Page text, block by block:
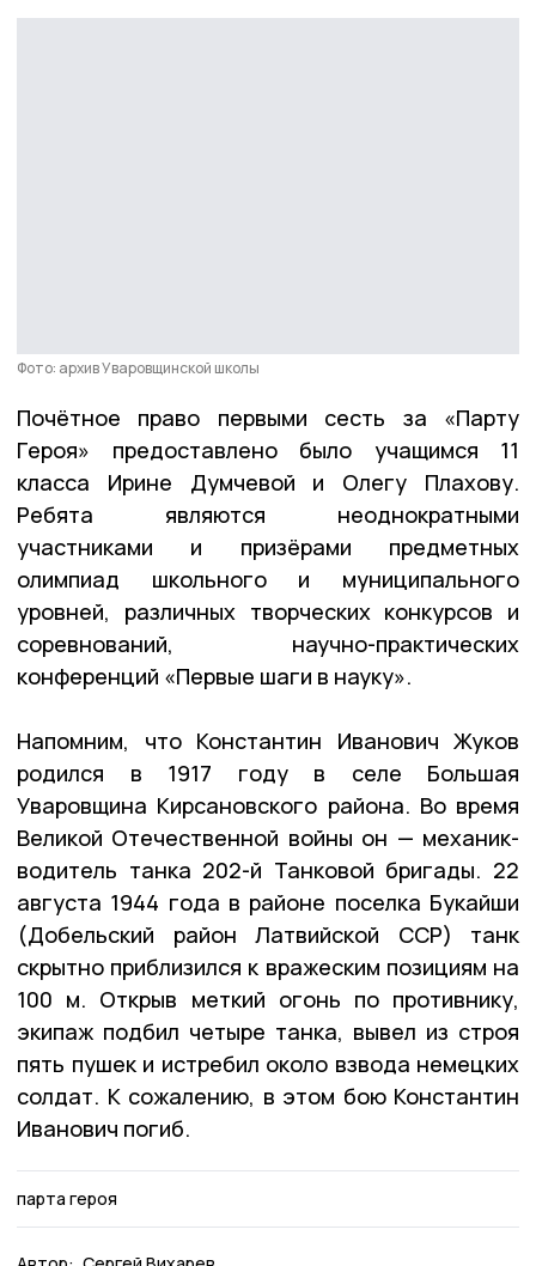
Фото: архив Уваровщинской школы
Почётное право первыми сесть за «Парту
Героя» предоставлено было учащимся 11
класса Ирине Думчевой и Олегу Плахову.
Ребята являются неоднократными
участниками и призёрами предметных
олимпиад школьного и муниципального
уровней, различных творческих конкурсов и
соревнований, научно-практических
конференций «Первые шаги в науку».
Напомним, что Константин Иванович Жуков
родился в 1917 году в селе Большая
Уваровщина Кирсановского района. Во время
Великой Отечественной войны он — механик-
водитель танка 202-й Танковой бригады. 22
августа 1944 года в районе поселка Букайши
(Добельский район Латвийской ССР) танк
скрытно приблизился к вражеским позициям на
100 м. Открыв меткий огонь по противнику,
экипаж подбил четыре танка, вывел из строя
пять пушек и истребил около взвода немецких
солдат. К сожалению, в этом бою Константин
Иванович погиб.
парта героя